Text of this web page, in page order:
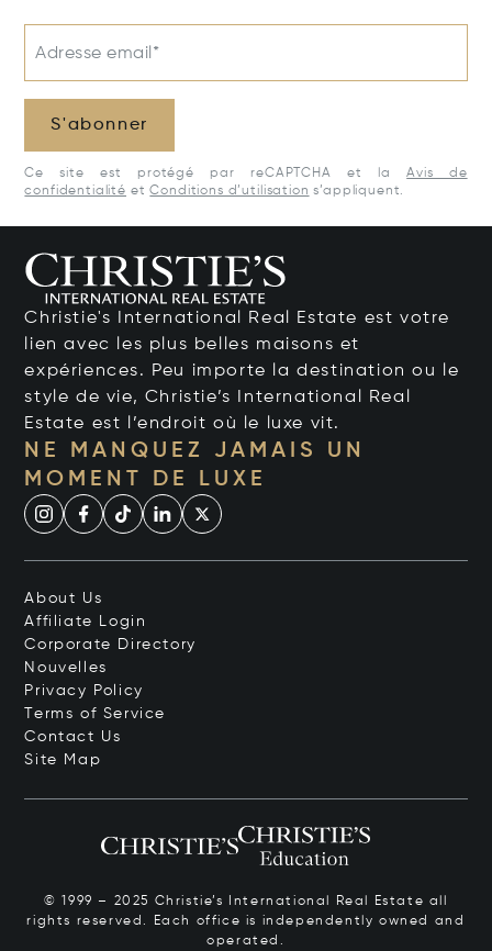
Adresse email*
S'abonner
Ce site est protégé par reCAPTCHA et la
Avis de
confidentialité etConditions d’utilisation s’appliquent.
Christie's International Real Estate est votre
lien avec les plus belles maisons et
expériences. Peu importe la destination ou le
style de vie, Christie’s International Real
Estate est l’endroit où le luxe vit.
NE MANQUEZ JAMAIS UN
MOMENT DE LUXE
About Us
Affiliate Login
Corporate Directory
Nouvelles
Privacy Policy
Terms of Service
Contact Us
Site Map
© 1999 – 2025 Christie’s International Real Estate all
rights reserved. Each office is independently owned and
operated.